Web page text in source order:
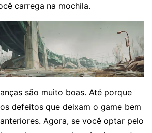
carrega na mochila.
são muito boas. Até porque
defeitos que deixam o game bem
Agora, se você optar pelo